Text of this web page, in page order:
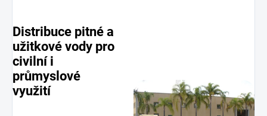
Distribuce pitné a
užitkové vody pro
civilní i
průmyslové
využití